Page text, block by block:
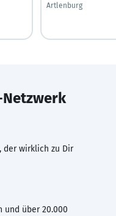
Artlenburg
Netzwerk
der wirklich zu Dir
und über 20.000